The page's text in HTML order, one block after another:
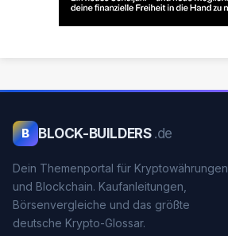
B BLOCK-BUILDERS .de
Dein Themenportal für Kryptowährungen
und Blockchain. Kaufanleitungen,
Börsenvergleiche und das größte
deutsche Krypto-Glossar.